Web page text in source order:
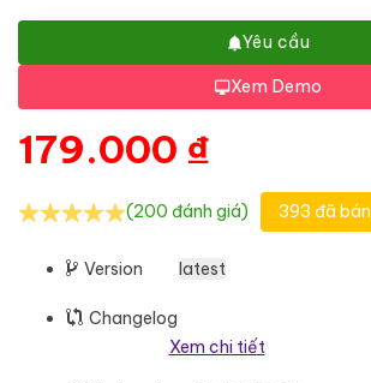
Yêu cầu
Xem Demo
179.000 ₫
(200 đánh giá) 393 đã bán
Version latest
Changelog
Xem chi tiết